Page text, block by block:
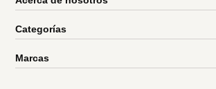
Categorías
Marcas